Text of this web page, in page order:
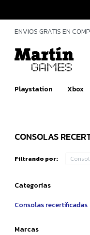
Playstation Xbox
ENVIOS GRATIS EN
CONSOLAS
Filtrando por:
Categorías
Consolas recertificadas
Marcas